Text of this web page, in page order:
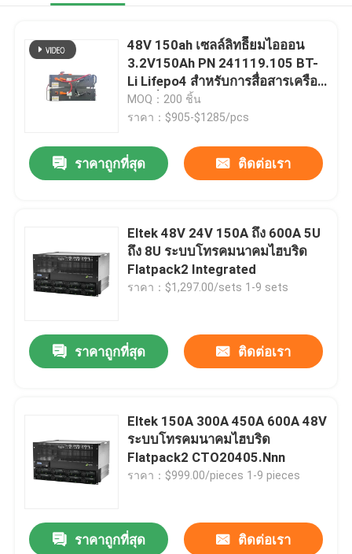
48V 150ah เซลล์ลิทธิียมไอออน
3.2V150Ah PN 241119.105 BT-
Li Lifepo4 สําหรับการสื่อสารเครือ
ข่ายที่สนับสนุนในแนวขนาน
MOQ：200 ชิ้น
ราคา：$905-$1285/pcs
ราคาถูกที่สุด ติดต่อเรา
Eltek 48V 24V 150A ถึง 600A 5U
ถึง 8U ระบบโทรคมนาคมไฮบริด
Flatpack2 Integrated
ราคา：$1,297.00/sets 1-9 sets
ราคาถูกที่สุด ติดต่อเรา
Eltek 150A 300A 450A 600A 48V
ระบบโทรคมนาคมไฮบริด
Flatpack2 CTO20405.Nnn
ราคา：$999.00/pieces 1-9 pieces
ราคาถูกที่สุด ติดต่อเรา